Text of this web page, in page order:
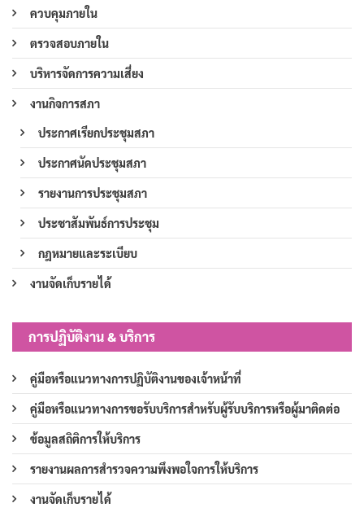
ควบคุมภายใน
ตรวจสอบภายใน
บริหารจัดการความเสี่ยง
งานกิจการสภา
ประกาศเรียกประชุมสภา
ประกาศนัดประชุมสภา
รายงานการประชุมสภา
ประชาสัมพันธ์การประชุม
กฎหมายและระเบียบ
งานจัดเก็บรายได้
การปฏิบัติงาน & บริการ
คู่มือหรือแนวทางการปฏิบัติงานของเจ้าหน้าที่
คู่มือหรือแนวทางการขอรับบริการสำหรับผู้รับบริการหรือผู้มาติดต่อ
ข้อมูลสถิติการให้บริการ
รายงานผลการสำรวจความพึงพอใจการให้บริการ
งานจัดเก็บรายได้